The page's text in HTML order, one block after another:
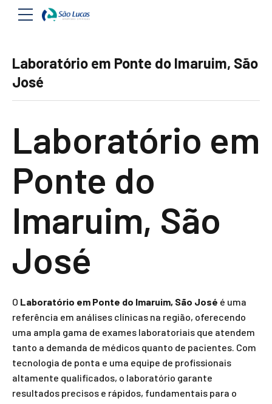
Laboratório em Ponte do Imaruim, São
José
Laboratório em
Ponte do
Imaruim, São
José
O Laboratório em Ponte do Imaruim, São José é uma
referência em análises clínicas na região, oferecendo
uma ampla gama de exames laboratoriais que atendem
tanto a demanda de médicos quanto de pacientes. Com
tecnologia de ponta e uma equipe de profissionais
altamente qualificados, o laboratório garante
resultados precisos e rápidos, fundamentais para o